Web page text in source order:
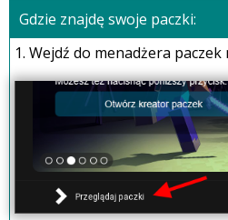
Gdzie znajdę swoje paczki:
1. Wejdź do menadżera paczek